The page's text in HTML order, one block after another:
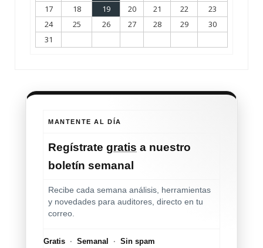
17
18 19 20 21 22
23
24
25 26 27 28 29
30
31
MANTENTE AL DÍA
Regístrate gratis a nuestro
boletín semanal
Recibe cada semana análisis, herramientas
y novedades para auditores, directo en tu
correo.
Gratis · Semanal · Sin spam